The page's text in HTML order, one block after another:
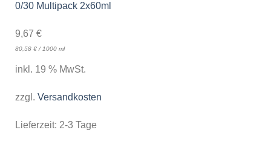
0/30 Multipack 2x60ml
9,67 €
80,58 €/ 1000 ml
inkl. 19 % MwSt.
zzgl. Versandkosten
Lieferzeit: 2-3 Tage